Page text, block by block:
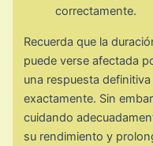
correctamente.
Recuerda que la
puede verse afectada
una respuesta
exactamente. Sin
cuidando
su rendimiento y